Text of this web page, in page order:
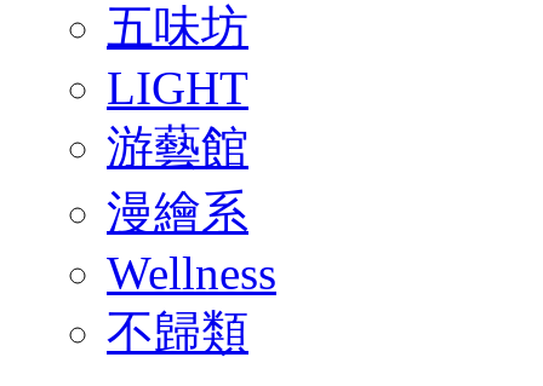
五味坊
LIGHT
游藝館
漫繪系
Wellness
不歸類